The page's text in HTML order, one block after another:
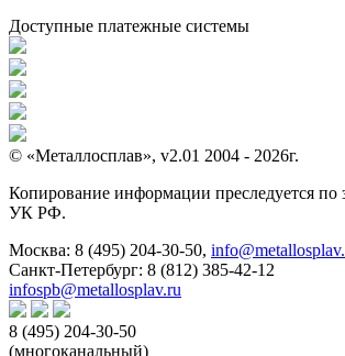
Доступные платежные системы
© «Металлосплав», v2.01 2004 - 2026г.
Копирование информации преследуется по
УК РФ.
Москва: 8 (495) 204-30-50,
Санкт-Петербург: 8 (812) 385-42-12
infospb@metallosplav.ru
8 (495) 204-30-50
(многоканальный)